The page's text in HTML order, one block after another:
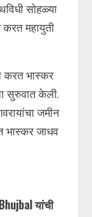
सोहळ्या
करत महायुती
करत भास्कर
सुरुवात केली.
जमीन
भास्कर जाधव
यांची